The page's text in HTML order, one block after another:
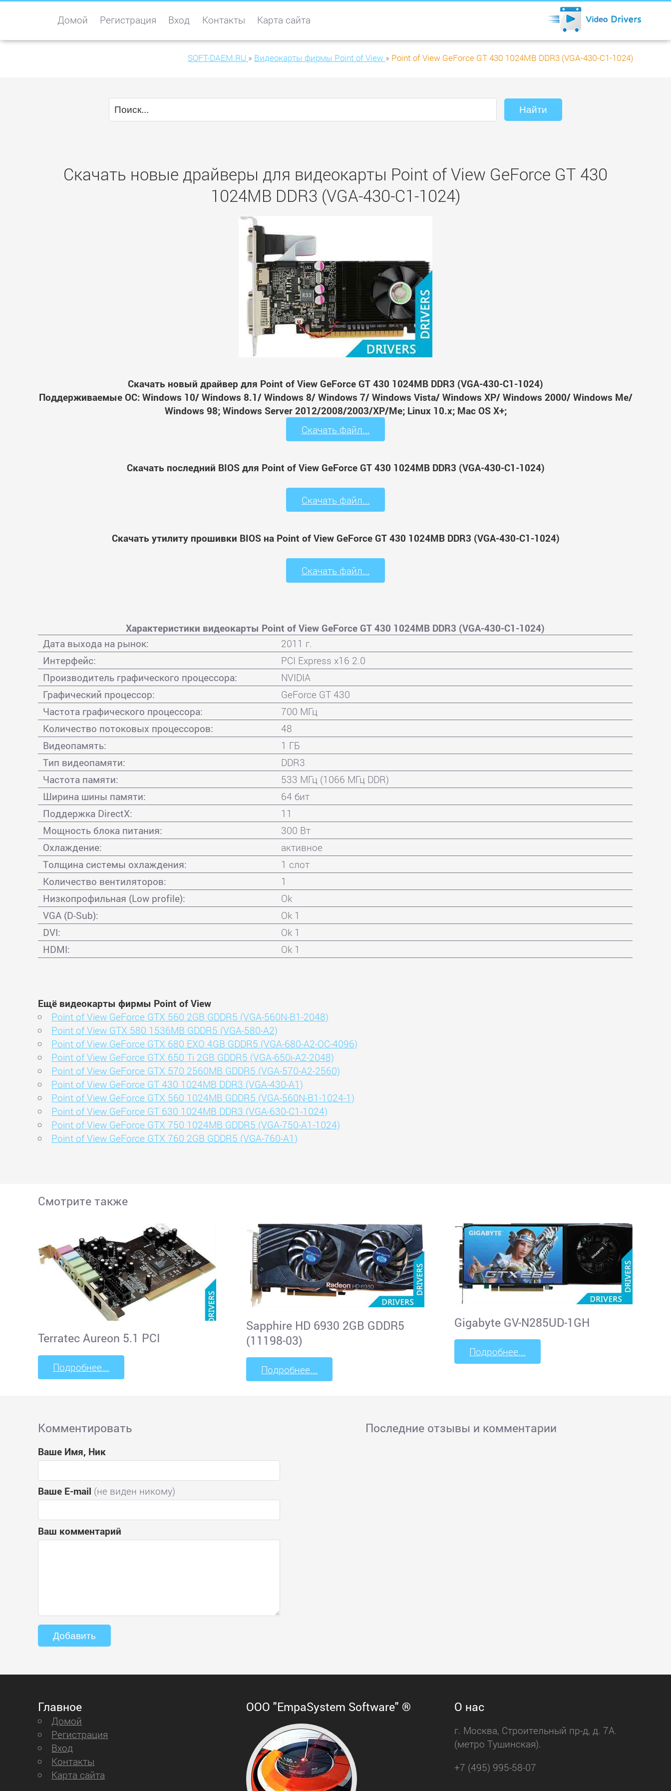
Домой Регистрация Вход Контакты Карта сайта
SOFT-DAEM.RU » Видеокарты фирмы Point of View » Point of View GeForce GT 430 1024MB DDR3 (VGA-430-C1-1024)
Скачать новые драйверы для видеокарты Point of View GeForce GT 430
1024MB DDR3 (VGA-430-C1-1024)
Скачать новый драйвер для Point of View GeForce GT 430 1024MB DDR3 (VGA-430-C1-1024)
Поддерживаемые ОС: Windows 10/ Windows 8.1/ Windows 8/ Windows 7/ Windows Vista/ Windows XP/ Windows 2000/ Windows Me/
Windows 98; Windows Server 2012/2008/2003/XP/Me; Linux 10.x; Mac OS X+;
Скачать файл...
Скачать последний BIOS для Point of View GeForce GT 430 1024MB DDR3 (VGA-430-C1-1024)
Скачать файл...
Скачать утилиту прошивки BIOS на Point of View GeForce GT 430 1024MB DDR3 (VGA-430-C1-1024)
Скачать файл...
Характеристики видеокарты Point of View GeForce GT 430 1024MB DDR3 (VGA-430-C1-1024)
Дата выхода на рынок:
2011 г.
Интерфейс:
PCI Express x16 2.0
Производитель графического процессора:
NVIDIA
Графический процессор:
GeForce GT 430
Частота графического процессора:
700 МГц
Количество потоковых процессоров:
48
Видеопамять:
1 ГБ
Тип видеопамяти:
DDR3
Частота памяти:
533 МГц (1066 МГц DDR)
Ширина шины памяти:
64 бит
Поддержка DirectX:
11
Мощность блока питания:
300 Вт
Охлаждение:
активное
Толщина системы охлаждения:
1 слот
Количество вентиляторов:
1
Низкопрофильная (Low profile):
Ok
VGA (D-Sub):
Ok 1
DVI:
Ok 1
HDMI:
Ok 1
Ещё видеокарты фирмы Point of View
Point of View GeForce GTX 560 2GB GDDR5 (VGA-560N-B1-2048)
Point of View GTX 580 1536MB GDDR5 (VGA-580-A2)
Point of View GeForce GTX 680 EXO 4GB GDDR5 (VGA-680-A2-OC-4096)
Point of View GeForce GTX 650 Ti 2GB GDDR5 (VGA-650i-A2-2048)
Point of View GeForce GTX 570 2560MB GDDR5 (VGA-570-A2-2560)
Point of View GeForce GT 430 1024MB DDR3 (VGA-430-A1)
Point of View GeForce GTX 560 1024MB GDDR5 (VGA-560N-B1-1024-1)
Point of View GeForce GT 630 1024MB DDR3 (VGA-630-C1-1024)
Point of View GeForce GTX 750 1024MB GDDR5 (VGA-750-A1-1024)
Point of View GeForce GTX 760 2GB GDDR5 (VGA-760-A1)
Смотрите также
Terratec Aureon 5.1 PCI
Подробнее...
Sapphire HD 6930 2GB GDDR5
(11198-03)
Подробнее...
Gigabyte GV-N285UD-1GH
Подробнее...
Комментировать
Ваше Имя, Ник
Ваше E-mail (не виден никому)
Ваш комментарий
Последние отзывы и комментарии
Главное
Домой
Регистрация
Вход
Контакты
Карта сайта
ООО "EmpaSystem Software" ® О нас
г. Москва, Строительный пр-д, д. 7А.
(метро Тушинская).
+7 (495) 995-58-07